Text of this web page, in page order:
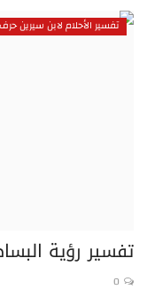
تفسير الأحلام لابن سيرين حرف
تفسير رؤية
0